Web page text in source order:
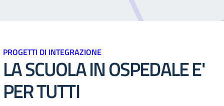
PROGETTI DI INTEGRAZIONE
LA SCUOLA IN OSPEDALE E'
PER TUTTI